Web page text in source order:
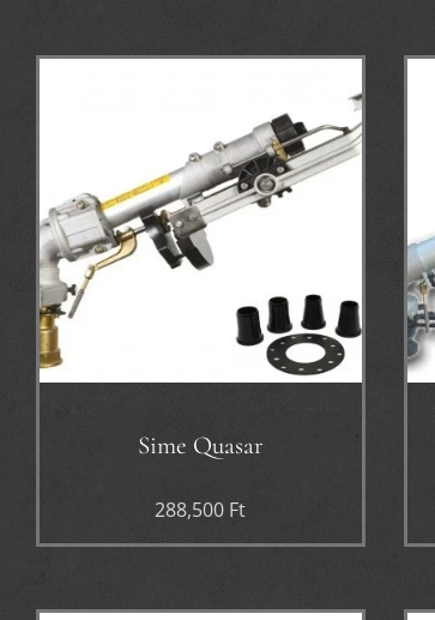
Sime Quasar
288,500 Ft